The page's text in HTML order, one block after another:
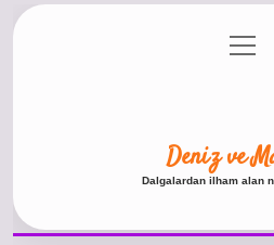
Gizlilik menüyü
aç
Deniz ve
Dalgalardan ilham alan